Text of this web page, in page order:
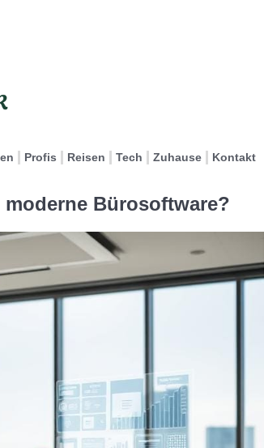
Profis Reisen Tech Zuhause Kontakt
Bürosoftware?